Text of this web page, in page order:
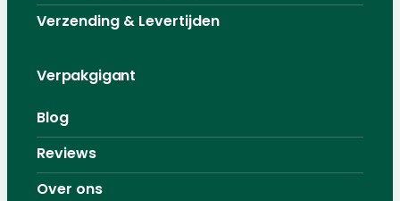
Verzending & Levertijden
Verpakgigant
Blog
Reviews
Over ons